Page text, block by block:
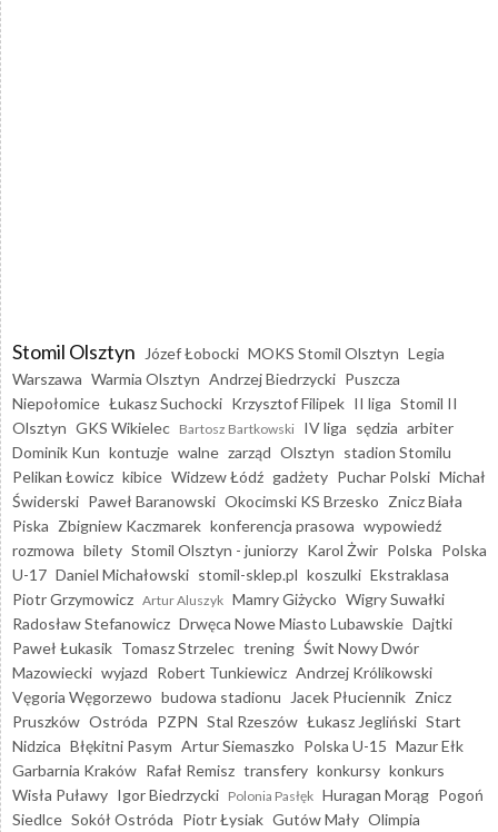
Stomil Olsztyn Józef Łobocki MOKS Stomil Olsztyn Legia
Warszawa Warmia Olsztyn Andrzej Biedrzycki Puszcza
Niepołomice Łukasz Suchocki Krzysztof Filipek II liga Stomil II
Olsztyn GKS Wikielec Bartosz Bartkowski IV liga sędzia arbiter
Dominik Kun kontuzje walne zarząd Olsztyn stadion Stomilu
Pelikan Łowicz kibice Widzew Łódź gadżety Puchar Polski Michał
Świderski Paweł Baranowski Okocimski KS Brzesko Znicz Biała
Piska Zbigniew Kaczmarek konferencja prasowa wypowiedź
rozmowa bilety Stomil Olsztyn - juniorzy Karol Żwir Polska Polska
U-17 Daniel Michałowski stomil-sklep.pl koszulki Ekstraklasa
Piotr Grzymowicz Artur Aluszyk Mamry Giżycko Wigry Suwałki
Radosław Stefanowicz Drwęca Nowe Miasto Lubawskie Dajtki
Paweł Łukasik Tomasz Strzelec trening Świt Nowy Dwór
Mazowiecki wyjazd Robert Tunkiewicz Andrzej Królikowski
Vęgoria Węgorzewo budowa stadionu Jacek Płuciennik Znicz
Pruszków Ostróda PZPN Stal Rzeszów Łukasz Jegliński Start
Nidzica Błękitni Pasym Artur Siemaszko Polska U-15 Mazur Ełk
Garbarnia Kraków Rafał Remisz transfery konkursy konkurs
Wisła Puławy Igor Biedrzycki Polonia Pasłęk Huragan Morąg Pogoń
Siedlce Sokół Ostróda Piotr Łysiak Gutów Mały Olimpia